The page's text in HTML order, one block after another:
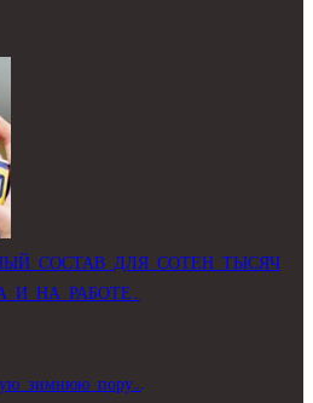
СОСТАВ ДЛЯ СОТЕН ТЫСЯЧ
И НА РАБОТЕ.